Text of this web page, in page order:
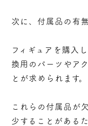
次に、付属品の有
フィギュアを購入
換用のパーツやア
とが求められます。
これらの付属品が
少することがある